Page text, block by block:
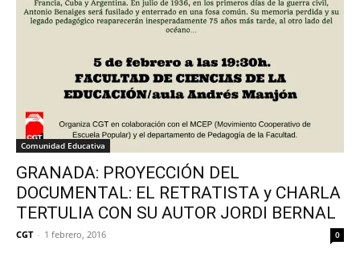
Comunidad Educativa
GRANADA: PROYECCIÓN DEL
DOCUMENTAL: EL RETRATISTA y CHARLA
TERTULIA CON SU AUTOR JORDI BERNAL
CGT - 1 febrero, 2016 0